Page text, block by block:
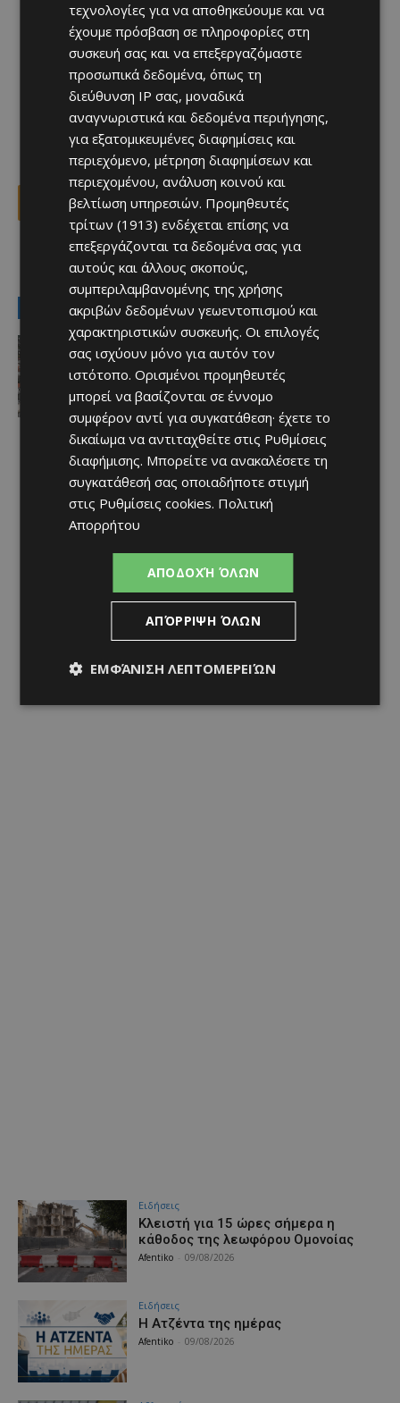
Facebook X Viber
ευρώπη πολιτική
LATEST NEWS
Ειδήσεις
«Τα Ηρώα» σήμερα στον Άγιο Ιωάννη
Πιτσιλιάς
Afentiko - 09/08/2026
Ειδήσεις
Κλειστή για 15 ώρες σήμερα η
κάθοδος της λεωφόρου Ομονοίας
Afentiko 09/08/2026
Ειδήσεις
Η Ατζέντα της ημέρας
Afentiko 09/08/2026
τεχνολογίες για να αποθηκεύουμε και να
έχουμε πρόσβαση σε πληροφορίες στη
συσκευή σας και να επεξεργαζόμαστε
προσωπικά δεδομένα, όπως τη
διεύθυνση IP σας, μοναδικά
αναγνωριστικά και δεδομένα περιήγησης,
για εξατομικευμένες διαφημίσεις και
περιεχόμενο, μέτρηση διαφημίσεων και
περιεχομένου, ανάλυση κοινού και
βελτίωση υπηρεσιών. Προμηθευτές
τρίτων (1913) ενδέχεται επίσης να
επεξεργάζονται τα δεδομένα σας για
αυτούς και άλλους σκοπούς,
συμπεριλαμβανομένης της χρήσης
ακριβών δεδομένων γεωεντοπισμού και
χαρακτηριστικών συσκευής. Οι επιλογές
σας ισχύουν μόνο για αυτόν τον
ιστότοπο. Ορισμένοι προμηθευτές
μπορεί να βασίζονται σε έννομο
συμφέρον αντί για συγκατάθεση· έχετε το
δικαίωμα να αντιταχθείτε στις Ρυθμίσεις
διαφήμισης. Μπορείτε να ανακαλέσετε τη
συγκατάθεσή σας οποιαδήποτε στιγμή
στις Ρυθμίσεις cookies. Πολιτική
Απορρήτου
ΑΠΟΔΟΧΉ ΌΛΩΝ
ΑΠΌΡΡΙΨΗ ΌΛΩΝ
ΕΜΦΆΝΙΣΗ ΛΕΠΤΟΜΕΡΕΙΏΝ